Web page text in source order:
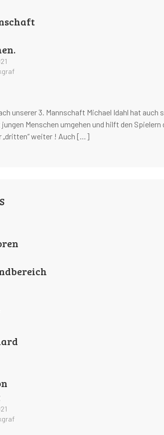
unserer 3. Mannschaft Michael Idahl hat
Menschen umgehen und hilft den
„dritten“ weiter ! Auch […]